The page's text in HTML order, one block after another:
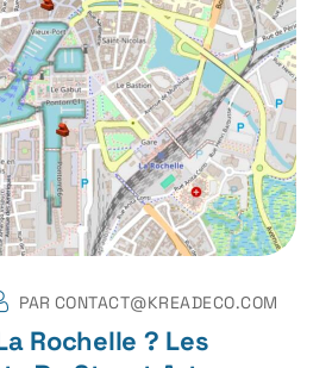
PAR CONTACT@KREADECO.COM
Rochelle ? Les